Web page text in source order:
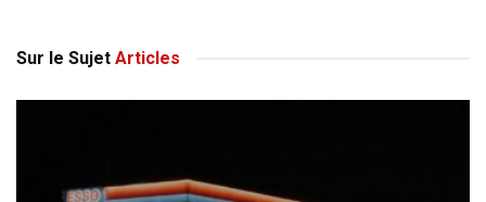
Sur le Sujet Articles